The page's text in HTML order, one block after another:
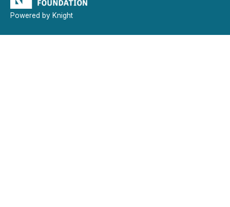
Powered by Knight